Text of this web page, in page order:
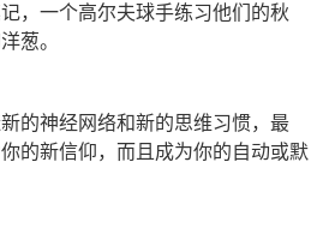
，一个高尔夫球手练习他们的秋
葱。
的神经网络和新的思维习惯，最
的新信仰，而且成为你的自动或默